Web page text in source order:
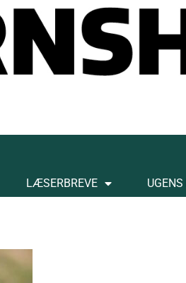
LÆSERBREVE